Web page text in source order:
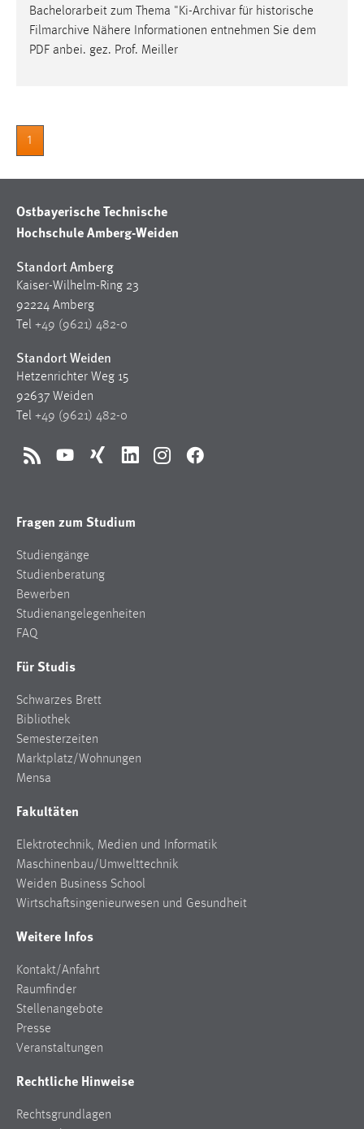
Bachelorarbeit zum Thema "Ki-Archivar für historische
Filmarchive Nähere Informationen entnehmen Sie dem
PDF anbei. gez. Prof. Meiller
1
Ostbayerische Technische
Hochschule Amberg-Weiden
Standort Amberg
Kaiser-Wilhelm-Ring 23
92224 Amberg
Tel +49 (9621) 482-0
Standort Weiden
Hetzenrichter Weg 15
92637 Weiden
Tel +49 (9621) 482-0
RSS YouTubeXing LinkedInInstagramFacebook
Fragen zum Studium
Studiengänge
Studienberatung
Bewerben
Studienangelegenheiten
FAQ
Für Studis
Schwarzes Brett
Bibliothek
Semesterzeiten
Marktplatz/Wohnungen
Mensa
Fakultäten
Elektrotechnik, Medien und Informatik
Maschinenbau/Umwelttechnik
Weiden Business School
Wirtschaftsingenieurwesen und Gesundheit
Weitere Infos
Kontakt/Anfahrt
Raumfinder
Stellenangebote
Presse
Veranstaltungen
Rechtliche Hinweise
Rechtsgrundlagen
Zweck:
Zugriffsstatistik
Sie tun dies, indem sie Besucher über Websites
hinweg verfolgen.
Google Ads
Name:
_gcl_au
Anbieter:
Google Ireland Limited
Zweck:
Conversion-Tracking
Cookie Laufzeit:
3 Monate
Facebook Pixel
_fbp
Anbieter:
Facebook
3 Monate
EXTERNE MEDIEN
Plattformen anzeigen zu können, werden von diesen
externen Medien Cookies gesetzt.
YouTube